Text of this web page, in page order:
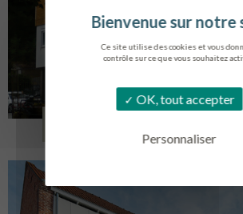
Ce site utilise des cookies et vous
contrôle sur ce que vous souhaitez
OK, tout accepter
Personnaliser